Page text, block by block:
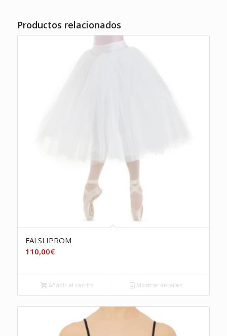
Productos relacionados
FALSLIPROM
110,00€
Añadir al carrito Mostrar detalles